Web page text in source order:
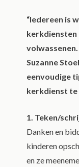
“Iedereen is
kerkdiensten
Suzanne
eenvoudige
kerkdienst
1. Teken/
Danken en
kinderen
en ze